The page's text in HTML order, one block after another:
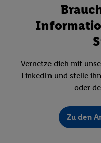
Vernetze dich mit
LinkedIn und stelle
oder
Zu den